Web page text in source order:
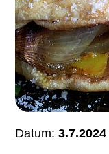
Datum:3.7.2024